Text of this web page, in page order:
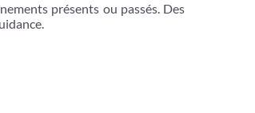
présents ou passés. Des